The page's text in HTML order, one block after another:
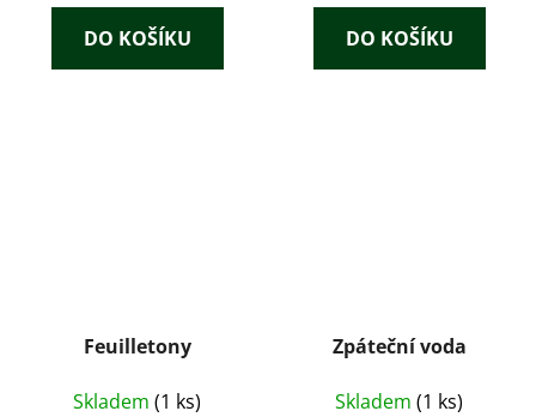
DO KOŠÍKU DO KOŠÍKU
Feuilletony
Skladem (1 ks)
Zpáteční voda
Skladem (1 ks)